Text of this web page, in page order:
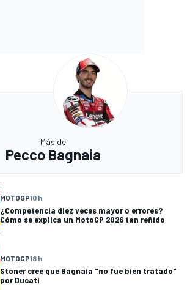
Más de
Pecco Bagnaia
MOTOGP10 h
¿Competencia diez veces mayor o errores?
Cómo se explica un MotoGP 2026 tan reñido
MOTOGP18 h
Stoner cree que Bagnaia "no fue bien tratado"
por Ducati